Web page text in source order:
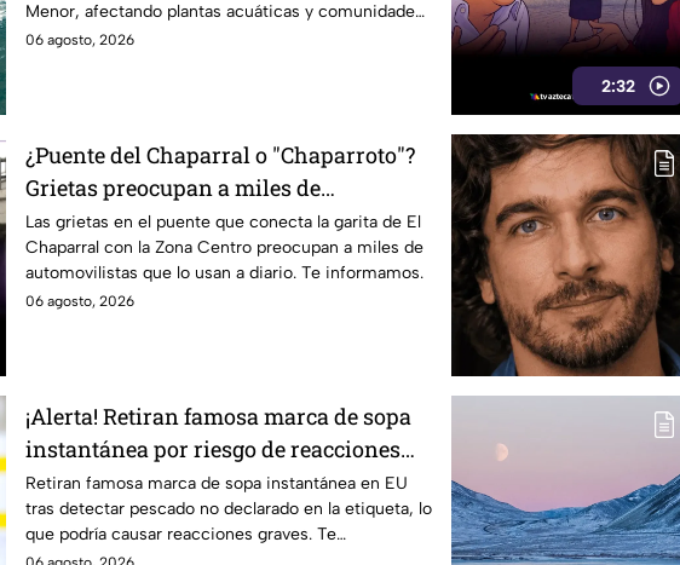
Menor, afectando plantas acuáticas y comunidades
de peces.
06 agosto, 2026
2:32
¿Puente del Chaparral o "Chaparroto"?
Grietas preocupan a miles de
automovilistas en Tijuana
Las grietas en el puente que conecta la garita de El
Chaparral con la Zona Centro preocupan a miles de
automovilistas que lo usan a diario. Te informamos.
06 agosto, 2026
¡Alerta! Retiran famosa marca de sopa
instantánea por riesgo de reacciones
mortales
Retiran famosa marca de sopa instantánea en EU
tras detectar pescado no declarado en la etiqueta, lo
que podría causar reacciones graves. Te
informamos.